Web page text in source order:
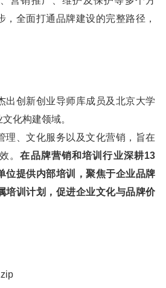
，全面打通品牌建设的完整路径，
出创新创业导师库成员及北京大学
化构建领域。
理、文化服务以及文化营销，旨在
。在品牌营销和培训行业深耕13
位提供内部培训，聚焦于企业品牌
培训计划，促进企业文化与品牌价